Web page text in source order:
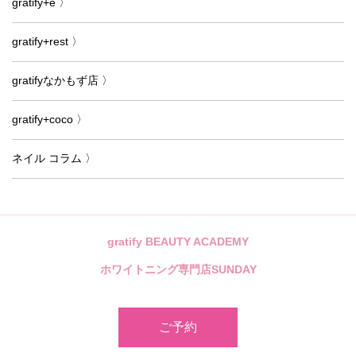
gratify+rest 〉
gratifyなかもず店 〉
gratify+coco 〉
ネイル コラム 〉
gratify BEAUTY ACADEMY
ホワイトニング専門店SUNDAY
ご予約